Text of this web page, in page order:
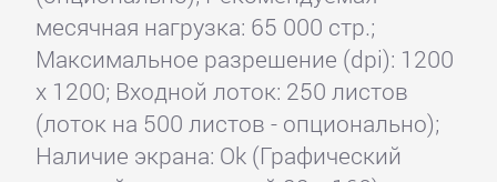
месячная нагрузка: 65 000 стр.;
Максимальное разрешение (dpi): 1200
x 1200; Входной лоток: 250 листов
(лоток на 500 листов - опционально);
Наличие экрана: Ok (Графический